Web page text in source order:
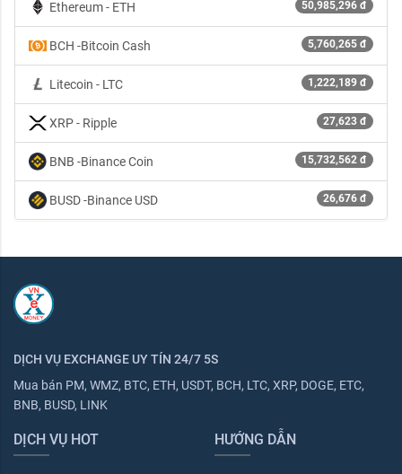
Ethereum - ETH 50,985,296 đ
BCH -Bitcoin Cash 5,760,265 đ
Litecoin - LTC 1,222,189 đ
XRP - Ripple 27,623 đ
BNB -Binance Coin 15,732,562 đ
BUSD -Binance USD 26,676 đ
DỊCH VỤ EXCHANGE UY TÍN 24/7 5S
Mua bán PM, WMZ, BTC, ETH, USDT, BCH, LTC, XRP, DOGE, ETC,
BNB, BUSD, LINK
DỊCH VỤ HOT HƯỚNG DẪN